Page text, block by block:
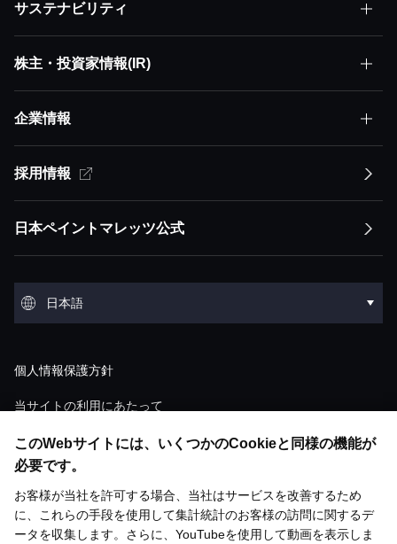
このWebサイトには、いくつかのCookieと同様の機能が
必要です。
お客様が当社を許可する場合、当社はサービスを改善するため
に、これらの手段を使用して集計統計のお客様の訪問に関するデ
ータを収集します。さらに、YouTubeを使用して動画を表示しま
日本ペイントとはトップ
株主価値最大化（MSV）
アセット・アセンブラー
競争優位性
トップメッセージ
サステナビリティ
サステナビリティトップ
サステナビリティ方針
サステナビリティ方針トップ
ESGステートメント ESGマネジメント
マテリアリティ
イノベーション
環境
環境トップ
環境汚染
水
化学物質管理
人権
労働安全衛生
ガバナンストップ
コーポレート・ガバナンスの概要
取締役会について
執行体制
調達
基本方針
リスク評価
ESGライブラリ
ESGライブラリトップ
サステナビリティ取り組み
株主・投資家情報(IR)
株主・投資家情報(IR)トップ
経営方針
経営方針トップ
「アセット・アセンブラー」モデルの競争優
財務・M&A戦略
「PERの最大化」に向けた考え方
IRライブラリ
IRライブラリトップ
決算短信
説明会資料・動画
有価証券報告書
統合報告書
株主総会
株主還元
業績・財務・ESGデータトップ
直近の業績・見通し
連結財務諸表
主要業績データ
個人投資家の皆様へ
個人投資家の皆様へトップ
塗料の魅力と市場成長性
企業情報
企業情報トップ
会社概要
会社概要トップ
沿革
役員紹介
ショールーム
歴史館
グループ概要
アセット：DuluxGroup（太平洋・欧州）
アセット：Dunn-Edwards（米国）
研究開発
研究開発トップ
技術情報一覧
開発ストーリー
メディア掲載
採用情報
日本ペイントマレッツ公式
日本語
個人情報保護方針
当サイトの利用にあたって
ウェブアクセシビリティ対応方針
ソーシャルメディアポリシー
お問い合わせ